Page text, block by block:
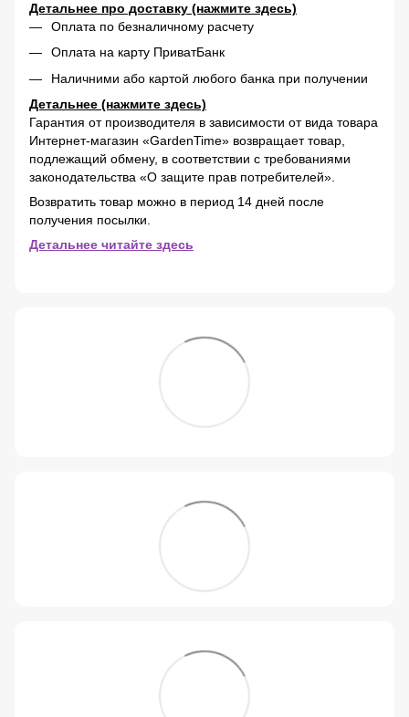
Детальнее про доставку (нажмите здесь)
Оплата по безналичному расчету
Оплата на карту ПриватБанк
Наличними або картой любого банка при получении
Детальнее (нажмите здесь)
Гарантия от производителя в зависимости от вида товара
Интернет-магазин «GardenTime» возвращает товар,
подлежащий обмену, в соответствии с требованиями
законодательства «О защите прав потребителей».
Возвратить товар можно в период 14 дней после
получения посылки.
Детальнее читайте здесь